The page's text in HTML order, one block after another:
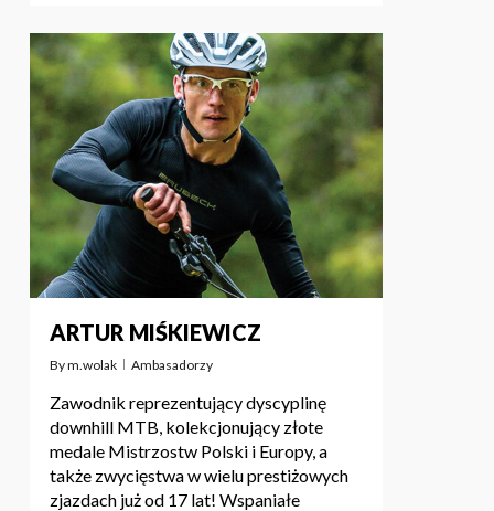
BRAK PRODUKTÓW W KOSZYKU.
PRZEJDŹ DO SKLEPU
ARTUR MIŚKIEWICZ
Bym.wolak Ambasadorzy
Zawodnik reprezentujący dyscyplinę
downhill MTB, kolekcjonujący złote
medale Mistrzostw Polski i Europy, a
także zwycięstwa w wielu prestiżowych
zjazdach już od 17 lat! Wspaniałe